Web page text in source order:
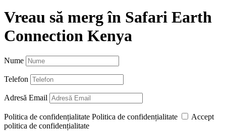
Vreau să merg în Safari Earth
Connection Kenya
Nume
Telefon
Adresă Email
Politica de confidențialitate Politica de confidențialitate
Accept
politica de confidențialitate